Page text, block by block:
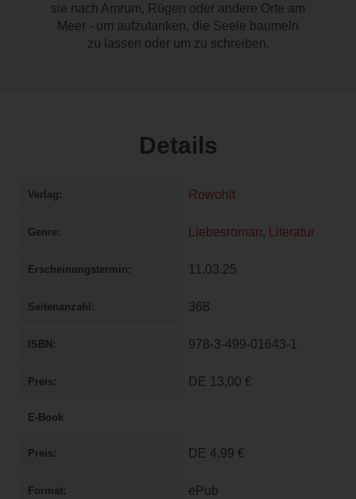
sie nach Amrum, Rügen oder andere Orte am
Meer - um aufzutanken, die Seele baumeln
zu lassen oder um zu schreiben.
Details
Verlag Rowohlt
Genre Liebesroman, Literatur
Erscheinungstermin 11.03.25
Seitenanzahl 368
ISBN 978-3-499-01643-1
Preis DE 13,00 €
E-Book
Preis DE 4,99 €
Format ePub